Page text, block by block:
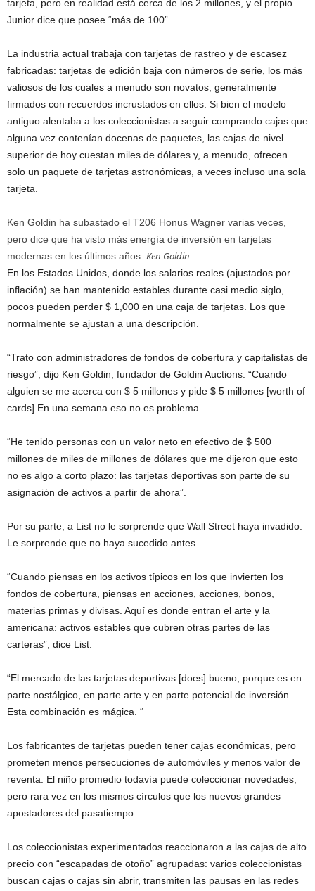
tarjeta, pero en realidad está cerca de los 2 millones, y el propio
Junior dice que posee “más de 100”.
La industria actual trabaja con tarjetas de rastreo y de escasez
fabricadas: tarjetas de edición baja con números de serie, los más
valiosos de los cuales a menudo son novatos, generalmente
firmados con recuerdos incrustados en ellos. Si bien el modelo
antiguo alentaba a los coleccionistas a seguir comprando cajas que
alguna vez contenían docenas de paquetes, las cajas de nivel
superior de hoy cuestan miles de dólares y, a menudo, ofrecen
solo un paquete de tarjetas astronómicas, a veces incluso una sola
tarjeta.
Ken Goldin ha subastado el T206 Honus Wagner varias veces,
pero dice que ha visto más energía de inversión en tarjetas
modernas en los últimos años. Ken Goldin
En los Estados Unidos, donde los salarios reales (ajustados por
inflación) se han mantenido estables durante casi medio siglo,
pocos pueden perder $ 1,000 en una caja de tarjetas. Los que
normalmente se ajustan a una descripción.
“Trato con administradores de fondos de cobertura y capitalistas de
riesgo”, dijo Ken Goldin, fundador de Goldin Auctions. “Cuando
alguien se me acerca con $ 5 millones y pide $ 5 millones [worth of
cards] En una semana eso no es problema.
“He tenido personas con un valor neto en efectivo de $ 500
millones de miles de millones de dólares que me dijeron que esto
no es algo a corto plazo: las tarjetas deportivas son parte de su
asignación de activos a partir de ahora”.
Por su parte, a List no le sorprende que Wall Street haya invadido.
Le sorprende que no haya sucedido antes.
“Cuando piensas en los activos típicos en los que invierten los
fondos de cobertura, piensas en acciones, acciones, bonos,
materias primas y divisas. Aquí es donde entran el arte y la
americana: activos estables que cubren otras partes de las
carteras”, dice List.
“El mercado de las tarjetas deportivas [does] bueno, porque es en
parte nostálgico, en parte arte y en parte potencial de inversión.
Esta combinación es mágica. “
Los fabricantes de tarjetas pueden tener cajas económicas, pero
prometen menos persecuciones de automóviles y menos valor de
reventa. El niño promedio todavía puede coleccionar novedades,
pero rara vez en los mismos círculos que los nuevos grandes
apostadores del pasatiempo.
Los coleccionistas experimentados reaccionaron a las cajas de alto
precio con “escapadas de otoño” agrupadas: varios coleccionistas
buscan cajas o cajas sin abrir, transmiten las pausas en las redes